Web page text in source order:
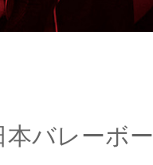
バレーボ